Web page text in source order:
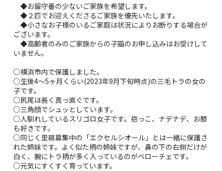
◆お留守番の少ないご家族を希望します。
◆２匹でお迎えくださるご家族を優先いたします。
◆小さなお子様のいるご家庭は状況によりお断りする場合が
ございます。
◆高齢者のみのご家族からの子猫のお申し込みはお受けして
いません。
○横浜市内で保護しました。
○生後4〜5ヶ月くらい(2023年9月下旬時点)の三毛トラの女の
子です。
○尻尾は長く真っ直ぐです。
○三角顔でシュッとしています。
○人馴れしているスリゴロ女子です。抱っこ、ナデナデ、お膝
も好きです。
○同じく里親募集中の「エクセルシオール」とは一緒に保護さ
れた姉妹です。よく似た柄の姉妹ですが、鼻の下の右側だけが
白く、腕にトラ柄が多く入っているのがベローチェです。
○元気にすくすく育っています。